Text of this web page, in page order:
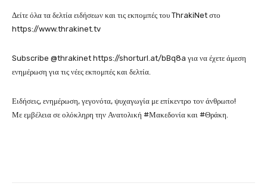
Δείτε όλα τα δελτία ειδήσεων και τις εκπομπές του ThrakiNet στο
https://www.thrakinet.tv
Subscribe @thrakinet https://shorturl.at/bBq8a για να έχετε άμεση
ενημέρωση για τις νέες εκπομπές και δελτία.
Ειδήσεις, ενημέρωση, γεγονότα, ψυχαγωγία με επίκεντρο τον άνθρωπο!
Με εμβέλεια σε ολόκληρη την Ανατολική #Μακεδονία και #Θράκη.